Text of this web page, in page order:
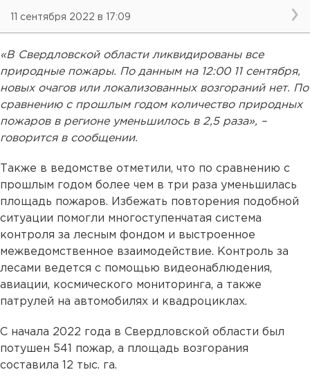
11 сентября 2022 в 17:09
«В Свердловской области ликвидированы все
природные пожары. По данным на 12:00 11 сентября,
новых очагов или локализованных возгораний нет. По
сравнению с прошлым годом количество природных
пожаров в регионе уменьшилось в 2,5 раза», –
говорится в сообщении.
Также в ведомстве отметили, что по сравнению с
прошлым годом более чем в три раза уменьшилась
площадь пожаров. Избежать повторения подобной
ситуации помогли многоступенчатая система
контроля за лесным фондом и выстроенное
межведомственное взаимодействие. Контроль за
лесами ведется с помощью видеонаблюдения,
авиации, космического мониторинга, а также
патрулей на автомобилях и квадроциклах.
С начала 2022 года в Свердловской области был
потушен 541 пожар, а площадь возгорания
составила 12 тыс. га.